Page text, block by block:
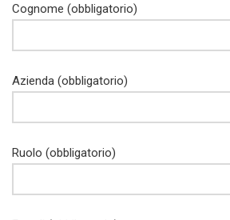
Cognome (obbligatorio)
Azienda (obbligatorio)
Ruolo (obbligatorio)